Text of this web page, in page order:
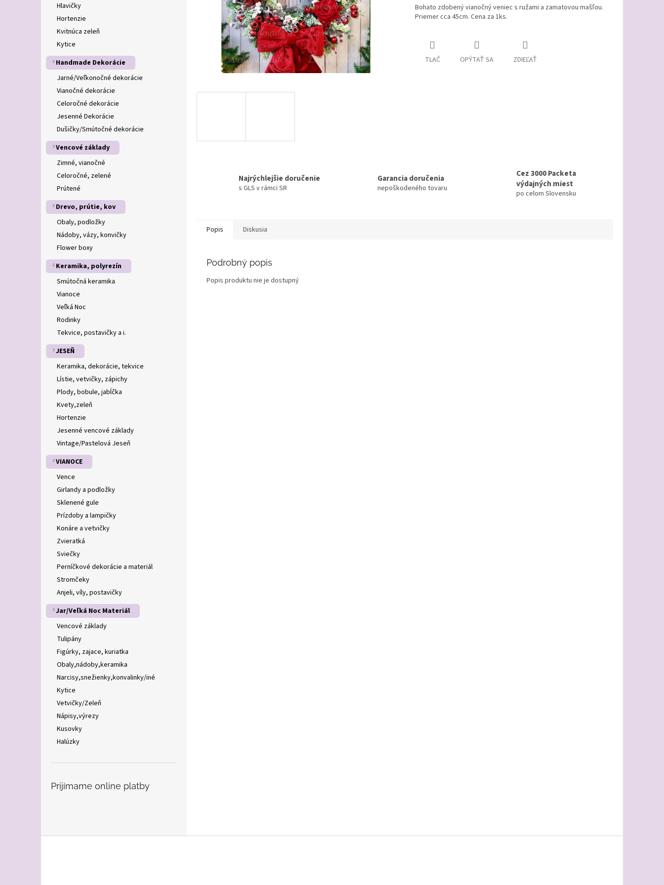
Hlavičky
Hortenzie
Kvitnúca zeleň
Kytice
Handmade Dekorácie
Jarné/Veľkonočné dekorácie
Vianočné dekorácie
Celoročné dekorácie
Jesenné Dekorácie
Dušičky/Smútočné dekorácie
Vencové základy
Zimné, vianočné
Celoročné, zelené
Prútené
Drevo, prútie, kov
Obaly, podložky
Nádoby, vázy, konvičky
Flower boxy
Keramika, polyrezín
Smútočná keramika
Vianoce
Veľká Noc
Rodinky
Tekvice, postavičky a i.
JESEŇ
Keramika, dekorácie, tekvice
Lístie, vetvičky, zápichy
Plody, bobule, jabĺčka
Kvety,zeleň
Hortenzie
Jesenné vencové základy
Vintage/Pastelová Jeseň
VIANOCE
Vence
Girlandy a podložky
Sklenené gule
Prízdoby a lampičky
Konáre a vetvičky
Zvieratká
Sviečky
Perníčkové dekorácie a materiál
Stromčeky
Anjeli, víly, postavičky
Jar/Veľká Noc Materiál
Vencové základy
Tulipány
Figúrky, zajace, kuriatka
Obaly,nádoby,keramika
Narcisy,snežienky,konvalinky/iné
Kytice
Vetvičky/Zeleň
Nápisy,výrezy
Kusovky
Halúzky
Prijímame online platby
Bohato zdobený vianočný veniec s ružami a zamatovou mašľou.
Priemer cca 45cm. Cena za 1ks.
TLAČ OPÝTAŤ SA ZDIEĽAŤ
Najrýchlejšie doručenie
s GLS v rámci SR
Garancia doručenia
nepoškodeného tovaru
Cez 3000 Packeta
výdajných miest
po celom Slovensku
Popis Diskusia
Podrobný popis
Popis produktu nie je dostupný